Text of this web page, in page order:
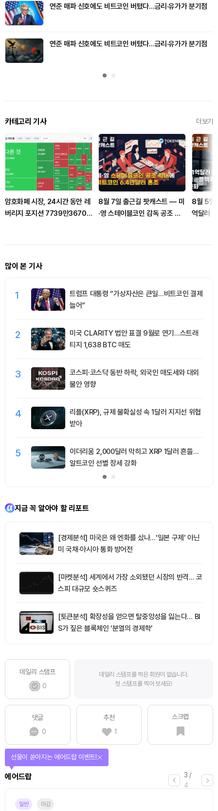
연준 매파 신호에도 비트코인 버텼다…금리·유가가 분기점
연준 매파 신호에도 비트코인 버텼다…금리·유가가 분기점
카테고리 기사 더보기
암호화폐 시장, 24시간 동안 레
버리지 포지션 7739만3670
8월 7일 출근길 팟캐스트 — 미
·영 스테이블코인 감독 공조 확
8월 5일
억달러
많이 본 기사
1
트럼프 대통령 “가상자산은 큰일…비트코인 결제
늘어”
2
미국 CLARITY 법안 표결 9월로 연기…스트래
티지 1,638 BTC 매도
3
코스피·코스닥 동반 하락, 외국인 매도세와 대외
불안 영향
4
리플(XRP), 규제 불확실성 속 1달러 지지선 위협
받아
5
이더리움 2,000달러 막히고 XRP 1달러 흔들…
알트코인 선별 장세 강화
지금 꼭 알아야 할 리포트
[경제분석] 미국은 왜 엔화를 샀나…‘일본 구제’ 아닌
미 국채·아시아 통화 방어전
[마켓분석] 세계에서 가장 소외됐던 시장의 반격… 코
스피 대규모 숏스퀴즈
[토큰분석] 확장성을 얻으면 탈중앙성을 잃는다… BI
S가 짚은 블록체인 ‘분열의 경제학’
데일리 스탬프
0
데일리 스탬프를 찍은 회원이 없습니다.
첫 스탬프를 찍어 보세요!
댓글
0
추천
1
스크랩
4 /
4
퀴즈
퀴즈풀고 선물 받자!
진행중